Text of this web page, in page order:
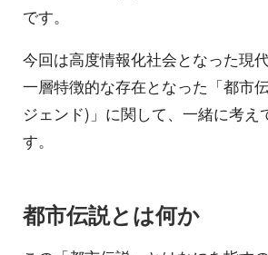
です。
今回は高度情報化社会となった現
一層特徴的な存在となった「都市
ジェンド)」に関して、一緒に考え
す。
都市伝説とは何か